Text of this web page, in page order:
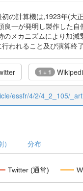
初の計算機は,1923年(大
良一が発明し製作した
のメカニズムにより加
行われること及び演算終
1 + 1
essfr/4/2/4_2_105/
分布
Twitter (通常)